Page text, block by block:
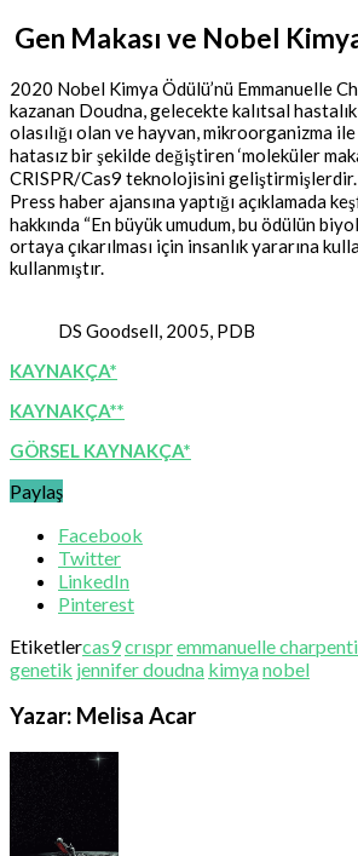
Gen Makası ve Nobel
2020 Nobel Kimya Ödülü’nü Emmanuelle
kazanan Doudna, gelecekte kalıtsal
olasılığı olan ve hayvan, mikroorganizma
hatasız bir şekilde değiştiren ‘moleküler
CRISPR/Cas9 teknolojisini
Press haber ajansına yaptığı açıklamada
hakkında “En büyük umudum, bu ödülün
ortaya çıkarılması için insanlık yararına
kullanmıştır.
DS Goodsell, 2005, PDB
KAYNAKÇA*
KAYNAKÇA**
GÖRSEL KAYNAKÇA*
Paylaş
Facebook
Twitter
LinkedIn
Pinterest
Etiketlercas9crıspremmanuelle
genetik jennifer doudna kimyanobel
Yazar: Melisa Acar